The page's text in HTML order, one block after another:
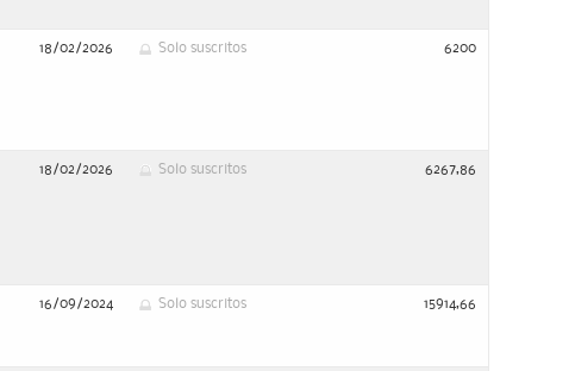
18/02/2026 Solo suscritos 6200
18/02/2026 Solo suscritos 6267,86
16/09/2024 Solo suscritos 15914,66